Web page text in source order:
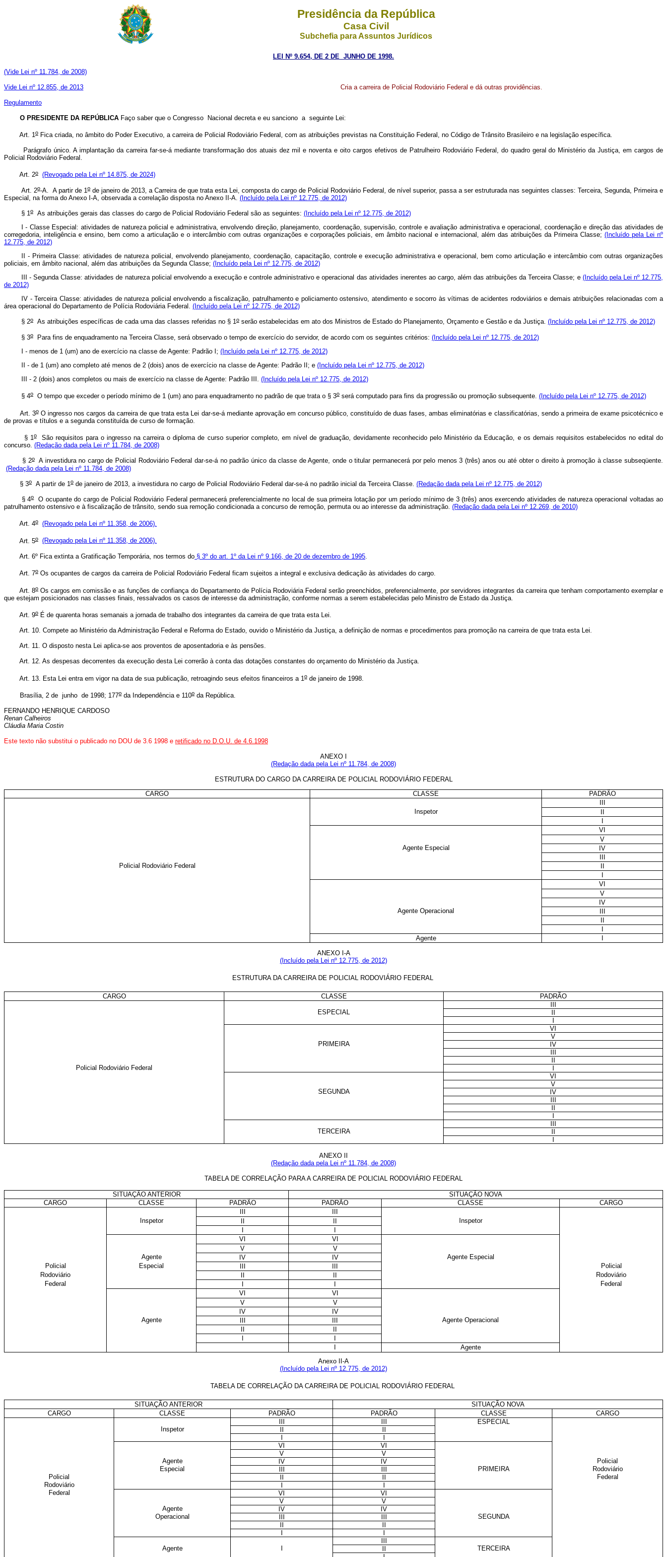
Presidência da República
Casa Civil
Subchefia para Assuntos Jurídicos
LEI Nº 9.654, DE 2 DE JUNHO DE 1998.
(Vide Lei nº 11.784, de 2008)
Vide Lei nº 12.855, de 2013
Regulamento
Cria a carreira de Policial Rodoviário Federal e dá outras providências.
O PRESIDENTE DA REPÚBLICA Faço saber que o Congresso Nacional decreta e eu sanciono a seguinte Lei:
Art. 1o Fica criada, no âmbito do Poder Executivo, a carreira de Policial Rodoviário Federal, com as atribuições previstas na Constituição Federal, no Código de Trânsito Brasileiro e na legislação específica.
Parágrafo único. A implantação da carreira far-se-á mediante transformação dos atuais dez mil e noventa e oito cargos efetivos de Patrulheiro Rodoviário Federal, do quadro geral do Ministério da Justiça, em cargos de
Policial Rodoviário Federal.
Art. 2o (Revogado pela Lei nº 14.875, de 2024)
Art. 2o-A. A partir de 1o de janeiro de 2013, a Carreira de que trata esta Lei, composta do cargo de Policial Rodoviário Federal, de nível superior, passa a ser estruturada nas seguintes classes: Terceira, Segunda, Primeira e
Especial, na forma do Anexo I-A, observada a correlação disposta no Anexo II-A. (Incluído pela Lei nº 12.775, de 2012)
§ 1o As atribuições gerais das classes do cargo de Policial Rodoviário Federal são as seguintes: (Incluído pela Lei nº 12.775, de 2012)
I - Classe Especial: atividades de natureza policial e administrativa, envolvendo direção, planejamento, coordenação, supervisão, controle e avaliação administrativa e operacional, coordenação e direção das atividades de
corregedoria, inteligência e ensino, bem como a articulação e o intercâmbio com outras organizações e corporações policiais, em âmbito nacional e internacional, além das atribuições da Primeira Classe;(Incluído pela Lei nº
12.775, de 2012)
II - Primeira Classe: atividades de natureza policial, envolvendo planejamento, coordenação, capacitação, controle e execução administrativa e operacional, bem como articulação e intercâmbio com outras organizações
policiais, em âmbito nacional, além das atribuições da Segunda Classe; (Incluído pela Lei nº 12.775, de 2012)
III - Segunda Classe: atividades de natureza policial envolvendo a execução e controle administrativo e operacional das atividades inerentes ao cargo, além das atribuições da Terceira Classe; e (Incluído pela Lei nº 12.775,
de 2012)
IV - Terceira Classe: atividades de natureza policial envolvendo a fiscalização, patrulhamento e policiamento ostensivo, atendimento e socorro às vítimas de acidentes rodoviários e demais atribuições relacionadas com a
área operacional do Departamento de Polícia Rodoviária Federal. (Incluído pela Lei nº 12.775, de 2012)
§ 2o As atribuições específicas de cada uma das classes referidas no § 1o serão estabelecidas em ato dos Ministros de Estado do Planejamento, Orçamento e Gestão e da Justiça. (Incluído pela Lei nº 12.775, de 2012)
§ 3o Para fins de enquadramento na Terceira Classe, será observado o tempo de exercício do servidor, de acordo com os seguintes critérios: (Incluído pela Lei nº 12.775, de 2012)
I - menos de 1 (um) ano de exercício na classe de Agente: Padrão I; (Incluído pela Lei nº 12.775, de 2012)
II - de 1 (um) ano completo até menos de 2 (dois) anos de exercício na classe de Agente: Padrão II; e (Incluído pela Lei nº 12.775, de 2012)
III - 2 (dois) anos completos ou mais de exercício na classe de Agente: Padrão III. (Incluído pela Lei nº 12.775, de 2012)
§ 4o O tempo que exceder o período mínimo de 1 (um) ano para enquadramento no padrão de que trata o § 3o será computado para fins da progressão ou promoção subsequente. (Incluído pela Lei nº 12.775, de 2012)
Art. 3oO ingresso nos cargos da carreira de que trata esta Lei dar-se-á mediante aprovação em concurso público, constituído de duas fases, ambas eliminatórias e classificatórias, sendo a primeira de exame psicotécnico e
de provas e títulos e a segunda constituída de curso de formação.
§ 1oSão requisitos para o ingresso na carreira o diploma de curso superior completo, em nível de graduação, devidamente reconhecido pelo Ministério da Educação, e os demais requisitos estabelecidos no edital do
concurso. (Redação dada pela Lei nº 11.784, de 2008)
§ 2oA investidura no cargo de Policial Rodoviário Federal dar-se-á no padrão único da classe de Agente, onde o titular permanecerá por pelo menos 3 (três) anos ou até obter o direito à promoção à classe subseqüente.
(Redação dada pela Lei nº 11.784, de 2008)
§ 3o A partir de 1 o de janeiro de 2013, a investidura no cargo de Policial Rodoviário Federal dar-se-á no padrão inicial da Terceira Classe. (Redação dada pela Lei nº 12.775, de 2012)
§ 4oO ocupante do cargo de Policial Rodoviário Federal permanecerá preferencialmente no local de sua primeira lotação por um período mínimo de 3 (três) anos exercendo atividades de natureza operacional voltadas ao
patrulhamento ostensivo e à fiscalização de trânsito, sendo sua remoção condicionada a concurso de remoção, permuta ou ao interesse da administração. (Redação dada pela Lei nº 12.269, de 2010)
Art. 4o (Revogado pela Lei nº 11.358, de 2006).
Art. 5o (Revogado pela Lei nº 11.358, de 2006).
Art. 6º Fica extinta a Gratificação Temporária, nos termos do § 3º do art. 1º da Lei nº 9.166, de 20 de dezembro de 1995
Art. 7o Os ocupantes de cargos da carreira de Policial Rodoviário Federal ficam sujeitos a integral e exclusiva dedicação às atividades do cargo.
Art. 8oOs cargos em comissão e as funções de confiança do Departamento de Polícia Rodoviária Federal serão preenchidos, preferencialmente, por servidores integrantes da carreira que tenham comportamento exemplar e
que estejam posicionados nas classes finais, ressalvados os casos de interesse da administração, conforme normas a serem estabelecidas pelo Ministro de Estado da Justiça.
Art. 9o É de quarenta horas semanais a jornada de trabalho dos integrantes da carreira de que trata esta Lei.
Art. 10. Compete ao Ministério da Administração Federal e Reforma do Estado, ouvido o Ministério da Justiça, a definição de normas e procedimentos para promoção na carreira de que trata esta Lei.
Art. 11. O disposto nesta Lei aplica-se aos proventos de aposentadoria e às pensões.
Art. 12. As despesas decorrentes da execução desta Lei correrão à conta das dotações constantes do orçamento do Ministério da Justiça.
Art. 13. Esta Lei entra em vigor na data de sua publicação, retroagindo seus efeitos financeiros a 1o de janeiro de 1998.
Brasília, 2 de junho de 1998; 177o da Independência e 110o da República.
FERNANDO HENRIQUE CARDOSO
Renan Calheiros
Cláudia Maria Costin
Este texto não substitui o publicado no DOU de 3.6 1998 e retificado no D.O.U. de 4.6.1998
ANEXO I
(Redação dada pela Lei nº 11.784, de 2008)
ESTRUTURA DO CARGO DA CARREIRA DE POLICIAL RODOVIÁRIO FEDERAL
CARGO
CLASSE
PADRÃO
Inspetor
VI
V
Agente Especial
IV
Policial Rodoviário Federal
VI
V
IV
Agente Operacional
Agente
ANEXO I-A
(Incluído pela Lei nº 12.775, de 2012)
ESTRUTURA DA CARREIRA DE POLICIAL RODOVIÁRIO FEDERAL
CARGO CLASSE
PADRÃO
ESPECIAL
VI
V
PRIMEIRA
IV
Policial Rodoviário Federal
VI
V
SEGUNDA
IV
TERCEIRA
ANEXO II
(Redação dada pela Lei nº 11.784, de 2008)
TABELA DE CORRELAÇÃO PARA A CARREIRA DE POLICIAL RODOVIÁRIO FEDERAL
SITUAÇÃO ANTERIOR
SITUAÇÃO NOVA
CARGO
CLASSE PADRÃO PADRÃO CLASSE
CARGO
Inspetor
Inspetor
VI
VI
V
V
Agente
IV IV
Agente Especial
Policial
Especial
Policial
Rodoviário
Rodoviário
Federal
Federal
VI
VI
V
V
IV
IV
Agente
Agente Operacional
Agente
Anexo II-A
(Incluído pela Lei nº 12.775, de 2012)
TABELA DE CORRELAÇÃO DA CARREIRA DE POLICIAL RODOVIÁRIO FEDERAL
SITUAÇÃO ANTERIOR
SITUAÇÃO NOVA
CARGO
CLASSE PADRÃO PADRÃO CLASSE
CARGO
ESPECIAL
Inspetor
VI
VI
V
V
Agente
IV IV
Policial
Especial
PRIMEIRA
Rodoviário
Policial
Federal
Rodoviário
Federal
VI
VI
V
V
Agente
IV
IV
Operacional
SEGUNDA
Agente
TERCEIRA